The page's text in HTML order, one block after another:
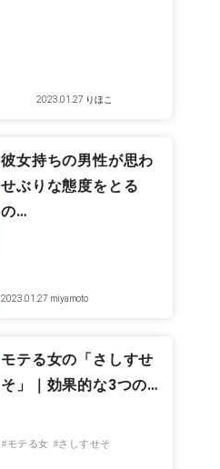
2023.01.27 りほこ
彼女持ちの男性が思わ
せぶりな態度をとる
の…
2023.01.27 miyamoto
モテる女の「さしすせ
そ」｜効果的な3つの…
#モテる女 #さしすせそ